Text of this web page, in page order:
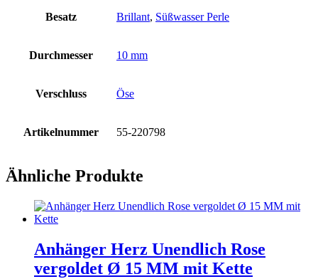
Besatz Brillant, Süßwasser Perle
Durchmesser 10 mm
Verschluss Öse
Artikelnummer 55-220798
Ähnliche Produkte
Anhänger Herz Unendlich Rose
vergoldet Ø 15 MM mit Kette